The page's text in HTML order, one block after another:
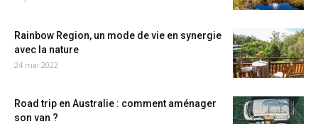
Rainbow Region, un mode de vie en synergie
avec la nature
24 mai 2022
Road trip en Australie : comment aménager
son van ?